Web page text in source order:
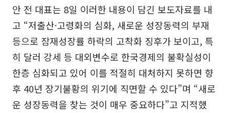
안 전 대표는 8일 이러한 내용이 담긴 보도자료를 내
고 “저출산·고령화의 심화, 새로운 성장동력의 부재
등으로 잠재성장률 하락의 고착화 징후가 보이고, 특
히 달러 강세 등 대외변수로 한국경제의 불확실성이
한층 심화되고 있어 이를 적절히 대처하지 못하면 향
후 40년 장기불황의 위기에 직면할 수 있다”며 “새로
운 성장동력을 찾는 것이 매우 중요하다”고 지적했